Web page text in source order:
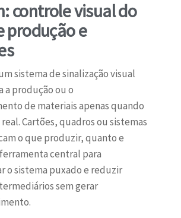
controle visual do
produção e
sistema de sinalização visual
a produção ou o
de materiais apenas quando
Cartões, quadros ou sistemas
o que produzir, quanto e
central para
o sistema puxado e reduzir
sem gerar